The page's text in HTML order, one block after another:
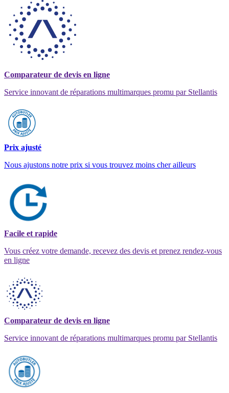
Comparateur de devis en ligne
Service innovant de réparations multimarques promu par Stellantis
Prix ajusté
Nous ajustons notre prix si vous trouvez moins cher ailleurs
Facile et rapide
Vous créez votre demande, recevez des devis et prenez rendez-vous
en ligne
Comparateur de devis en ligne
Service innovant de réparations multimarques promu par Stellantis